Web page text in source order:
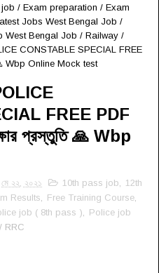
/ Exam preparation / Exam
Jobs West Bengal Job /
West Bengal Job / Railway /
CONSTABLE SPECIAL FREE
🙏 Wbp Online Mock test
FREE PDF
প্রস্তুতি 🙏 Wbp
মে ২২, ২০২১ 10th pass job
12th
Results Free Training Course
job ( 8th pass )
Police job
RRC